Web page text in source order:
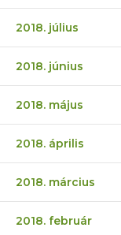
2018. július
2018. június
2018. május
2018. április
2018. március
2018. február